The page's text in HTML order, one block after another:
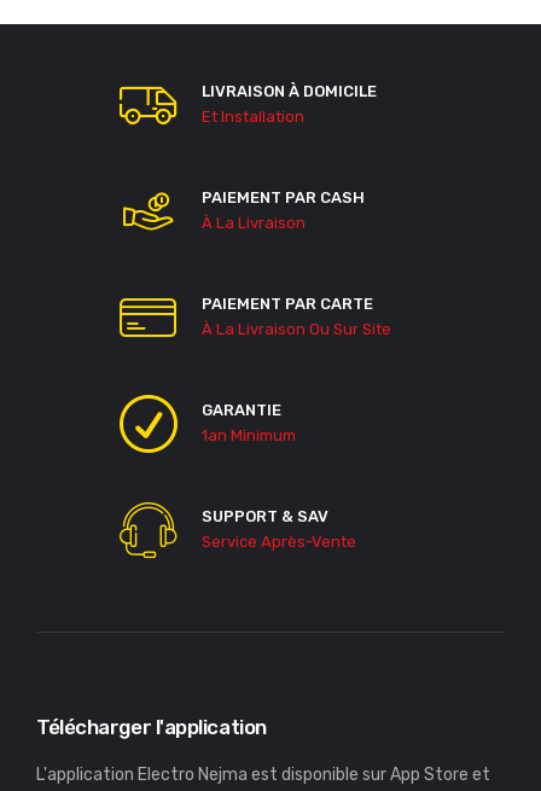
LIVRAISON À DOMICILE
Et Installation
PAIEMENT PAR CASH
À La Livraison
PAIEMENT PAR CARTE
À La Livraison Ou Sur Site
GARANTIE
1an Minimum
SUPPORT & SAV
Service Après-Vente
Télécharger l'application
L'application Electro Nejma est disponible sur App Store et